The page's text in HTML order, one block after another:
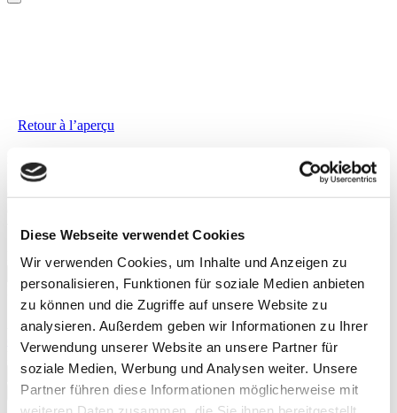
Diese Webseite verwendet Cookies
Wir verwenden Cookies, um Inhalte und Anzeigen zu
personalisieren, Funktionen für soziale Medien anbieten
zu können und die Zugriffe auf unsere Website zu
analysieren. Außerdem geben wir Informationen zu Ihrer
Verwendung unserer Website an unsere Partner für
soziale Medien, Werbung und Analysen weiter. Unsere
Partner führen diese Informationen möglicherweise mit
Retour à l’aperçu
Pour de nouvelles inspirations
Cette newsletter est publiée de manière sporadique. C’est-à-dire
E-mail
Protection des données
En cochant cette case, vous consentez à ce que W. Schneider+Co
AG utilise vos données à des fins marketing.Déclaration de
confidentialité
language
S'abonner